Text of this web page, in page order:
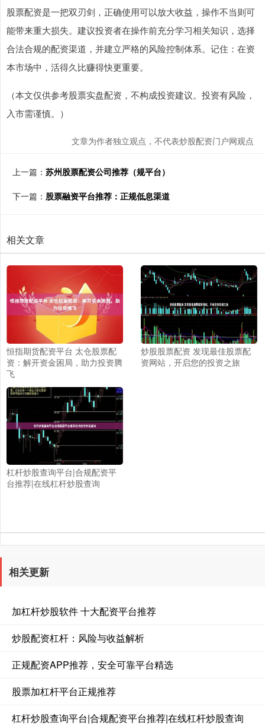
股票配资是一把双刃剑，正确使用可以放大收益，操作不当则可
能带来重大损失。建议投资者在操作前充分学习相关知识，选择
合法合规的配资渠道，并建立严格的风险控制体系。记住：在资
本市场中，活得久比赚得快更重要。
（本文仅供参考股票实盘配资，不构成投资建议。投资有风险，
入市需谨慎。）
文章为作者独立观点，不代表炒股配资门户网观点
上一篇： 苏州股票配资公司推荐（规平台）
下一篇： 股票融资平台推荐：正规低息渠道
相关文章
恒指期货配资平台 太仓股票配
资：解开资金困局，助力投资腾
飞
炒股股票配资 发现最佳股票配
资网站，开启您的投资之旅
杠杆炒股查询平台|合规配资平
台推荐|在线杠杆炒股查询
相关更新
加杠杆炒股软件 十大配资平台推荐
炒股配资杠杆：风险与收益解析
正规配资APP推荐，安全可靠平台精选
股票加杠杆平台正规推荐
杠杆炒股查询平台|合规配资平台推荐|在线杠杆炒股查询